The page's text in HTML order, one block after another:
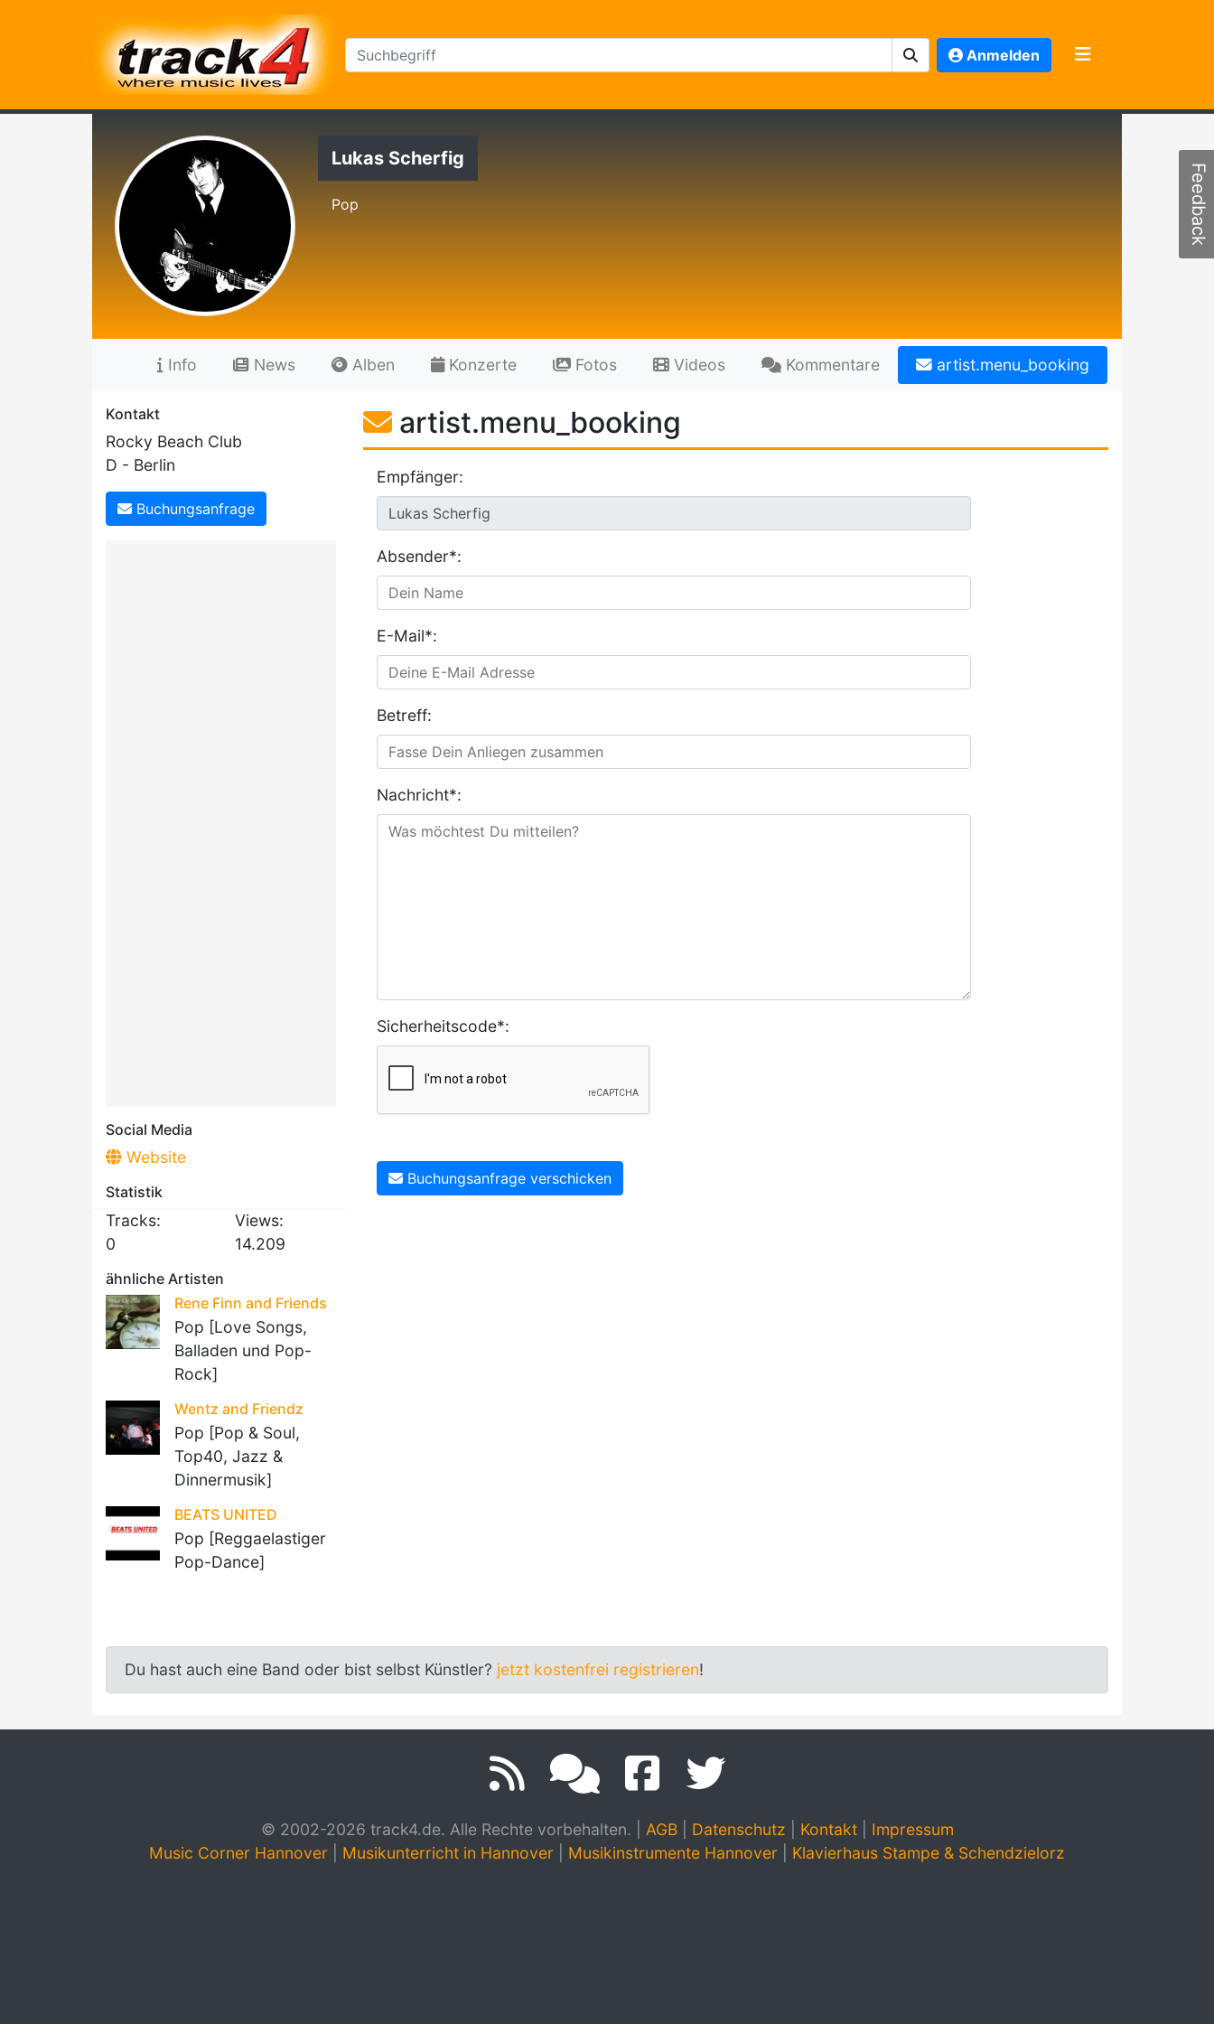
Anmelden
Lukas Scherfig
Pop
Info News Alben Konzerte Fotos Videos Kommentare artist.menu_booking
Kontakt
Rocky Beach Club
D - Berlin
Buchungsanfrage
Social Media
Website
Statistik
Tracks:
0
Views:
14.209
ähnliche Artisten
Rene Finn and Friends
Pop [Love Songs,
Balladen und Pop-
Rock]
Wentz and Friendz
Pop [Pop & Soul,
Top40, Jazz &
Dinnermusik]
BEATS UNITED
Pop [Reggaelastiger
Pop-Dance]
artist.menu_booking
Empfänger:
Absender*:
E-Mail*:
Betreff:
Nachricht*:
Sicherheitscode*:
Buchungsanfrage verschicken
Du hast auch eine Band oder bist selbst Künstler? jetzt kostenfrei registrieren!
© 2002-2026 track4.de. Alle Rechte vorbehalten. AGB| Datenschutz Kontakt| Impressum
Music Corner Hannover
Musikunterricht in Hannover Musikinstrumente Hannover Klavierhaus Stampe & Schendzielorz
Feedback